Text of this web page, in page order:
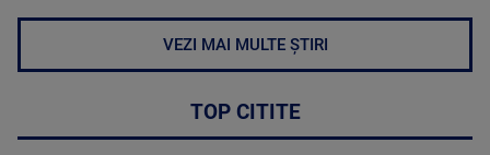
VEZI MAI MULTE ȘTIRI
TOP CITITE